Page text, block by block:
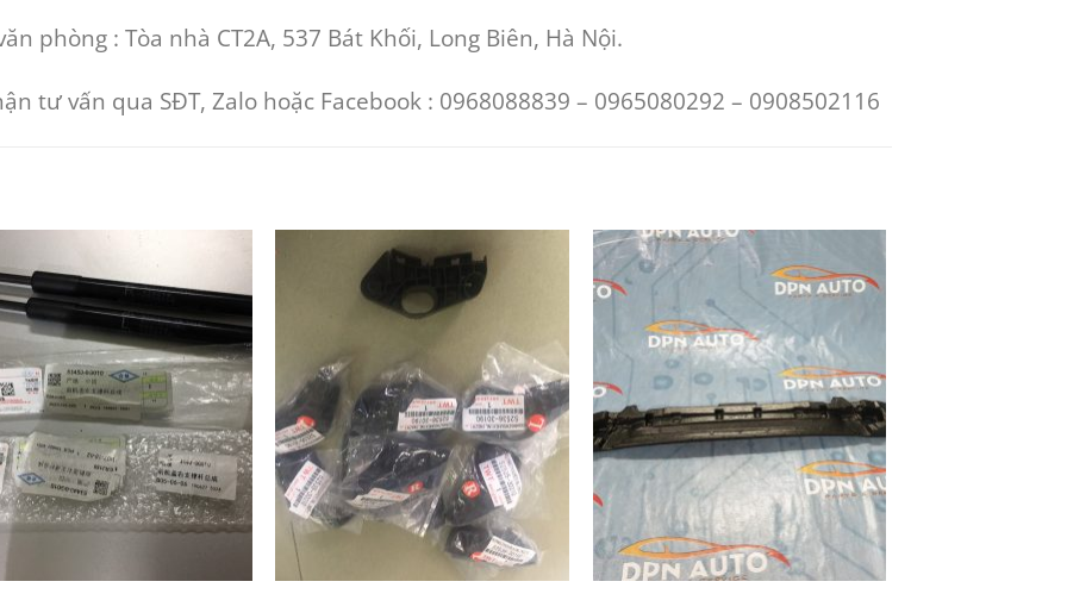
phòng : Tòa nhà CT2A, 537 Bát Khối, Long Biên, Hà Nội.
tư vấn qua SĐT, Zalo hoặc Facebook : 0968088839 – 0965080292 – 0908502116